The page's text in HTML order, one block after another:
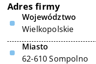
Adres firmy
Województwo
Wielkopolskie
Miasto
62-610 Sompolno